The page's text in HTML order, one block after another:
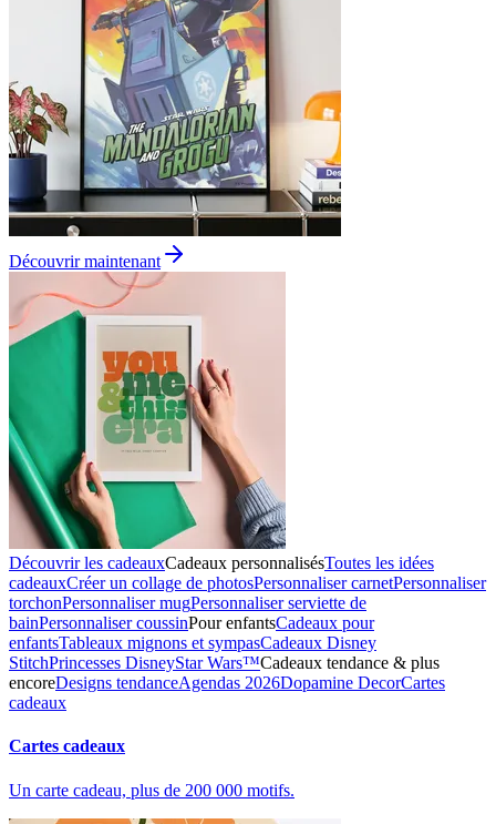
Découvrir maintenant
Découvrir les cadeauxCadeaux personnalisésToutes les idées
cadeauxCréer un collage de photosPersonnaliser carnetPersonnaliser
torchonPersonnaliser mugPersonnaliser serviette de
bainPersonnaliser coussinPour enfantsCadeaux pour
enfantsTableaux mignons et sympasCadeaux Disney
StitchPrincesses DisneyStar Wars™Cadeaux tendance & plus
encoreDesigns tendanceAgendas 2026Dopamine DecorCartes
cadeaux
Cartes cadeaux
Un carte cadeau, plus de 200 000 motifs.